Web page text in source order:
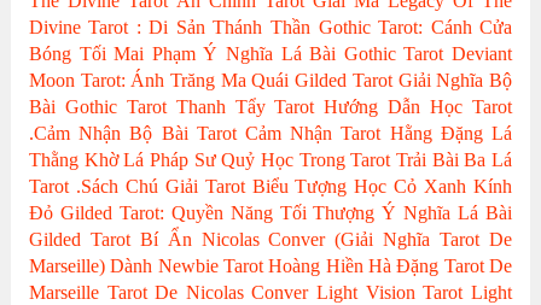
Divine Tarot : Di Sản Thánh Thần Gothic Tarot: Cánh Cửa
Bóng Tối Mai Phạm Ý Nghĩa Lá Bài Gothic Tarot Deviant
Moon Tarot: Ánh Trăng Ma Quái Gilded Tarot Giải Nghĩa Bộ
Bài Gothic Tarot Thanh Tẩy Tarot Hướng Dẫn Học Tarot
.Cảm Nhận Bộ Bài Tarot Cảm Nhận Tarot Hằng Đặng Lá
Thằng Khờ Lá Pháp Sư Quỷ Học Trong Tarot Trải Bài Ba Lá
Tarot .Sách Chú Giải Tarot Biểu Tượng Học Cỏ Xanh Kính
Đỏ Gilded Tarot: Quyền Năng Tối Thượng Ý Nghĩa Lá Bài
Gilded Tarot Bí Ẩn Nicolas Conver (Giải Nghĩa Tarot De
Marseille) Dành Newbie Tarot Hoàng Hiền Hà Đặng Tarot De
Marseille Tarot De Nicolas Conver Light Vision Tarot Light